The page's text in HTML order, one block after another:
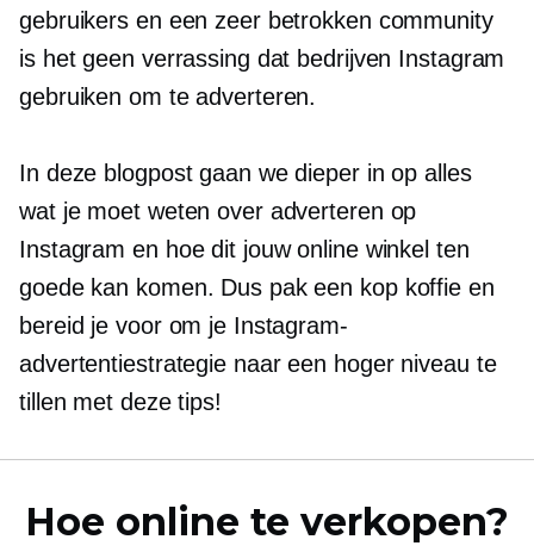
gebruikers en een zeer betrokken community
is het geen verrassing dat bedrijven Instagram
gebruiken om te adverteren.
In deze blogpost gaan we dieper in op alles
wat je moet weten over adverteren op
Instagram en hoe dit jouw online winkel ten
goede kan komen. Dus pak een kop koffie en
bereid je voor om je Instagram-
advertentiestrategie naar een hoger niveau te
tillen met deze tips!
Hoe online te verkopen?